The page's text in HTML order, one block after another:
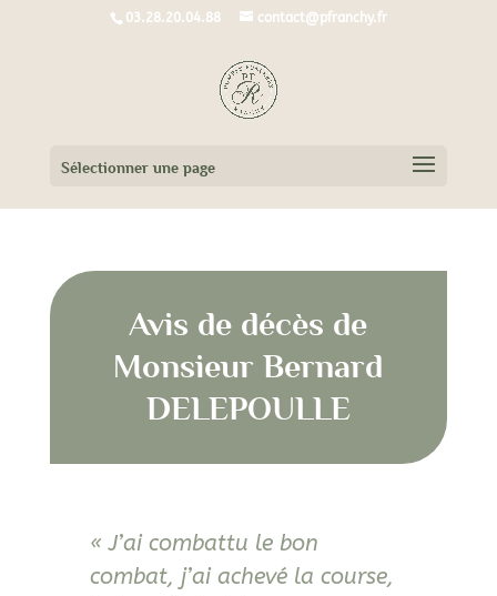
03.28.20.04.88 contact@pfranchy.fr
Sélectionner une page
Avis de décès de
Monsieur Bernard
DELEPOULLE
« J’ai combattu le bon
combat, j’ai achevé la course,